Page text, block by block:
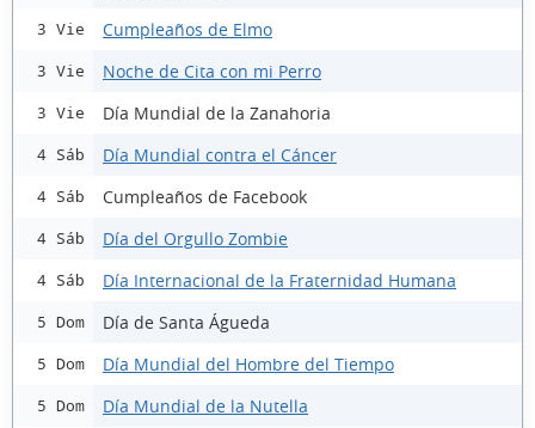
3 Vie Cumpleaños de Elmo
3 Vie Noche de Cita con mi Perro
3 Vie Día Mundial de la Zanahoria
4 Sáb Día Mundial contra el Cáncer
4 Sáb Cumpleaños de Facebook
4 Sáb Día del Orgullo Zombie
4 Sáb Día Internacional de la Fraternidad Humana
5 Dom Día de Santa Águeda
5 Dom Día Mundial del Hombre del Tiempo
5 Dom Día Mundial de la Nutella